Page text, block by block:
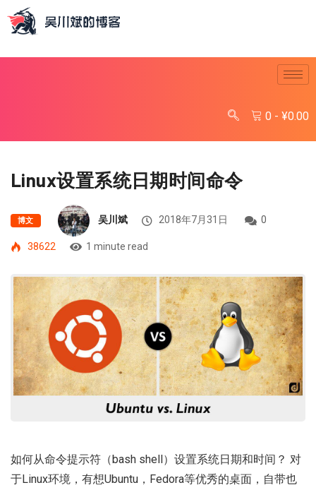
0 - ¥0.00
Linux设置系统日期时间命令
博文 吴川斌 2018年7月31日 0
38622 1 minute read
如何从命令提示符（bash shell）设置系统日期和时间？ 对
于Linux环境，有想Ubuntu，Fedora等优秀的桌面，自带也